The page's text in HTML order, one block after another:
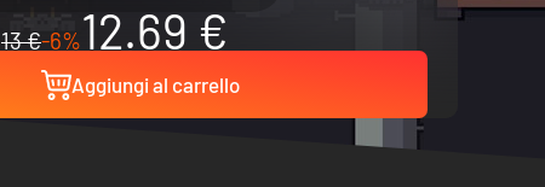
13 €-6%12.69 €
Aggiungi al carrello